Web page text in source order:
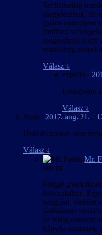
Technikailag
megjeleníteni, de
(pláne nem olyan
fordítani
megoldható is lett
volna még ezeket
Válasz ↓
experto -
Köszönöm
Válasz ↓
Nobi - 2017. aug. 21. -
Heló fi csoport, nem
Válasz ↓
Mr.
szerint:
Eléggé
kapcsolatban.
hangulat, történet
játékmenet
az eddig olvasott
irányba mutatnak,